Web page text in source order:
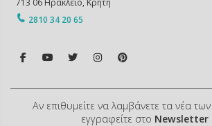
713 06 Ηράκλειο, Κρήτη
2810 34 20 65
Αν επιθυμείτε να λαμβάνετε τα νέα των
εγγραφείτε στο Newsletter